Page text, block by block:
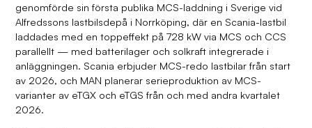
genomförde sin första publika MCS-laddning i Sverige vid
Alfredssons lastbilsdepå i Norrköping, där en Scania-lastbil
laddades med en toppeffekt på 728 kW via MCS och CCS
parallellt — med batterilager och solkraft integrerade i
anläggningen. Scania erbjuder MCS-redo lastbilar från start
av 2026, och MAN planerar serieproduktion av MCS-
varianter av eTGX och eTGS från och med andra kvartalet
2026.